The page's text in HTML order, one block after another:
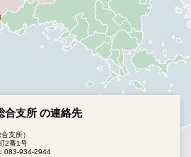
合支所 の連絡先
支所）
2番1号
083-934-2944